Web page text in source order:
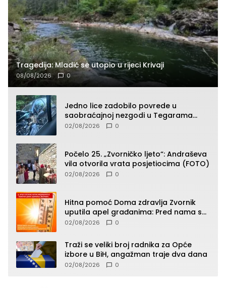
Tragedija: Mladić se utopio u rijeci Krivaji
08/08/2026 0
Jedno lice zadobilo povrede u
saobraćajnoj nezgodi u Tegarama
(FOTO)
02/08/2026 0
Počelo 25. „Zvorničko ljeto“: Andraševa
vila otvorila vrata posjetiocima (FOTO)
02/08/2026 0
Hitna pomoć Doma zdravlja Zvornik
uputila apel građanima: Pred nama su
temperature do 40°C, oprez zbog
02/08/2026 0
Traži se veliki broj radnika za Opće
izbore u BiH, angažman traje dva dana
02/08/2026 0